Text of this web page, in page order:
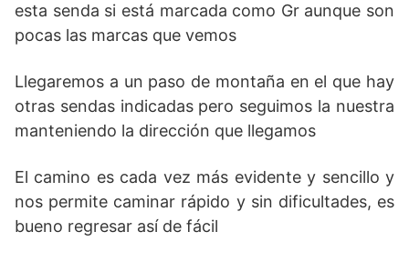
esta senda si está marcada como Gr aunque son
pocas las marcas que vemos
Llegaremos a un paso de montaña en el que hay
otras sendas indicadas pero seguimos la nuestra
manteniendo la dirección que llegamos
El camino es cada vez más evidente y sencillo y
nos permite caminar rápido y sin dificultades, es
bueno regresar así de fácil